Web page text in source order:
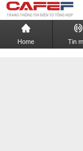
Home Tin